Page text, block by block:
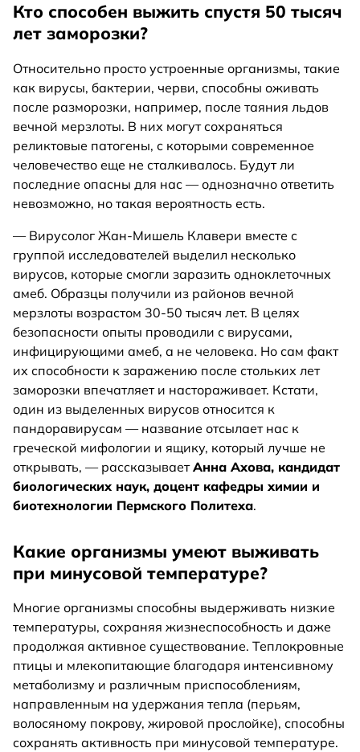
Кто способен выжить спустя 50 тысяч
лет заморозки?
Относительно просто устроенные организмы, такие
как вирусы, бактерии, черви, способны оживать
после разморозки, например, после таяния льдов
вечной мерзлоты. В них могут сохраняться
реликтовые патогены, с которыми современное
человечество еще не сталкивалось. Будут ли
последние опасны для нас — однозначно ответить
невозможно, но такая вероятность есть.
— Вирусолог Жан-Мишель Клавери вместе с
группой исследователей выделил несколько
вирусов, которые смогли заразить одноклеточных
амеб. Образцы получили из районов вечной
мерзлоты возрастом 30-50 тысяч лет. В целях
безопасности опыты проводили с вирусами,
инфицирующими амеб, а не человека. Но сам факт
их способности к заражению после стольких лет
заморозки впечатляет и настораживает. Кстати,
один из выделенных вирусов относится к
пандоравирусам — название отсылает нас к
греческой мифологии и ящику, который лучше не
открывать, — рассказываетАнна Ахова, кандидат
биологических наук, доцент кафедры химии и
биотехнологии Пермского Политеха.
Какие организмы умеют выживать
при минусовой температуре?
Многие организмы способны выдерживать низкие
температуры, сохраняя жизнеспособность и даже
продолжая активное существование. Теплокровные
птицы и млекопитающие благодаря интенсивному
метаболизму и различным приспособлениям,
направленным на удержания тепла (перьям,
волосяному покрову, жировой прослойке), способны
сохранять активность при минусовой температуре.